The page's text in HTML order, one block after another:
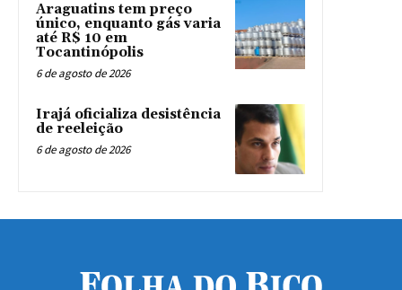
Araguatins tem preço
único, enquanto gás varia
até R$ 10 em
Tocantinópolis
6 de agosto de 2026
Irajá oficializa desistência
de reeleição
6 de agosto de 2026